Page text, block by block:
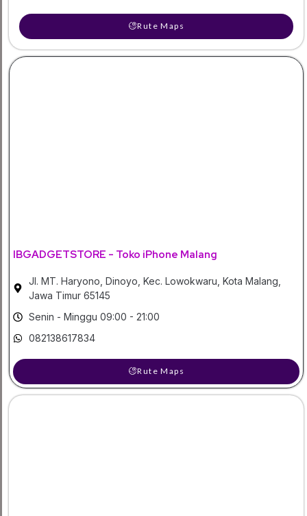
Rute Maps
IBGADGETSTORE - Toko iPhone Malang
Jl. MT. Haryono, Dinoyo, Kec. Lowokwaru, Kota Malang,
Jawa Timur 65145
Senin - Minggu 09:00 - 21:00
082138617834
Rute Maps